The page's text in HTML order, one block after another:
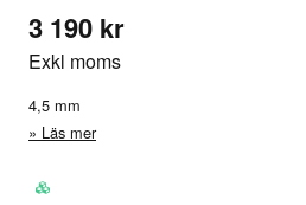
3 190 kr
Exkl moms
4,5 mm
Läs mer